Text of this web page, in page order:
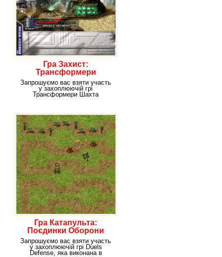
Гра Захист:
Трансформери
Запрошуємо вас взяти участь
у захоплюючій грі
Трансформери Шахта
Гра Катапульта:
Поєдинки Оборони
Запрошуємо вас взяти участь
у захоплюючій грі Duels
Defense, яка виконана в